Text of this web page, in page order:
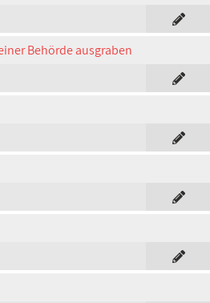
Behörde ausgraben